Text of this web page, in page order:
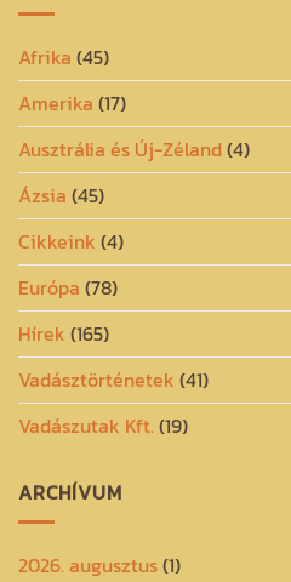
Afrika (45)
Amerika (17)
Ausztrália és Új-Zéland(4)
Ázsia (45)
Cikkeink (4)
Európa (78)
Hírek (165)
Vadásztörténetek (41)
Vadászutak Kft. (19)
ARCHÍVUM
2026. augusztus(1)